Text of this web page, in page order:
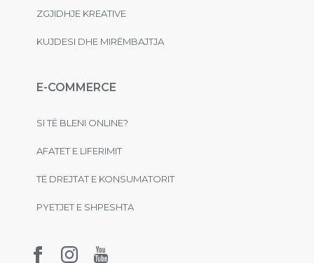
ZGJIDHJE KREATIVE
KUJDESI DHE MIRËMBAJTJA
E-COMMERCE
SI TË BLENI ONLINE?
AFATET E LIFERIMIT
TË DREJTAT E KONSUMATORIT
PYETJET E SHPESHTA